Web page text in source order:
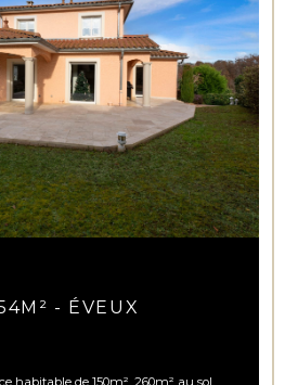
- ÉVEUX
habitable de 150m², 260m² au sol,